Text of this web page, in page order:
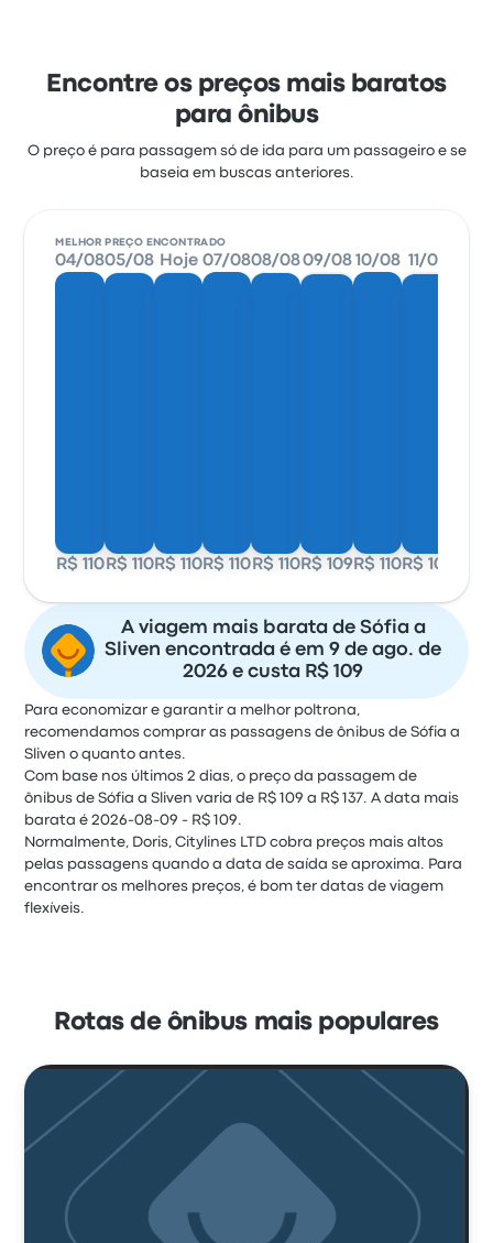
Encontre os preços mais baratos
para ônibus
O preço é para passagem só de ida para um passageiro e se
baseia em buscas anteriores.
MELHOR PREÇO ENCONTRADO
04/08
R$ 110
05/08
R$ 110
Hoje
R$ 110
07/08
R$ 110
08/08
R$ 110
09/08
R$ 109
10/08
R$ 110
11/08
R$ 109
A viagem mais barata de Sófia a
Sliven encontrada é em 9 de ago. de
2026 e custa R$ 109
Para economizar e garantir a melhor poltrona,
recomendamos comprar as passagens de ônibus de Sófia a
Sliven o quanto antes.
Com base nos últimos 2 dias, o preço da passagem de
ônibus de Sófia a Sliven varia de R$ 109 a R$ 137. A data mais
barata é 2026-08-09 - R$ 109.
Normalmente, Doris, Citylines LTD cobra preços mais altos
pelas passagens quando a data de saída se aproxima. Para
encontrar os melhores preços, é bom ter datas de viagem
flexíveis.
Rotas de ônibus mais populares